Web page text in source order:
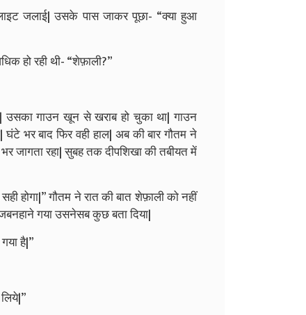
जलाई| उसके पास जाकर पूछा- “क्या हुआ
हो रही थी- “शेफ़ाली?”
गाउन खून से खराब हो चुका था| गाउन
भर बाद फिर वही हाल| अब की बार गौतम ने
जागता रहा| सुबह तक दीपशिखा की तबीयत में
होगा|” गौतम ने रात की बात शेफ़ाली को नहीं
गया उसनेसब कुछ बता दिया|
है|”